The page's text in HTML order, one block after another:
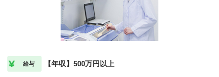
給与 【年収】500万円以上